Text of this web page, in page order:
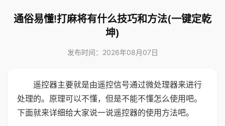
通俗易懂!打麻将有什么技巧和方法(一键定乾
坤)
发布时间：2026年08月07日
遥控器主要就是由遥控信号通过微处理器来进行
处理的。原理可以不懂，但是不能不懂怎么使用吧。
下面就来详细给大家说一说遥控器的使用方法吧。